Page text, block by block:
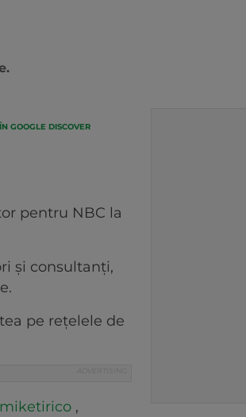
GOOGLE DISCOVER
pentru NBC la
și consultanți,
pe rețelele de
,